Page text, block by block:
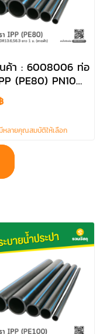
ค้า : 6008006 ท่อ
(PE80) PN10
ยาว 1 ม.
หลายคุณสมบัติให้เลือก